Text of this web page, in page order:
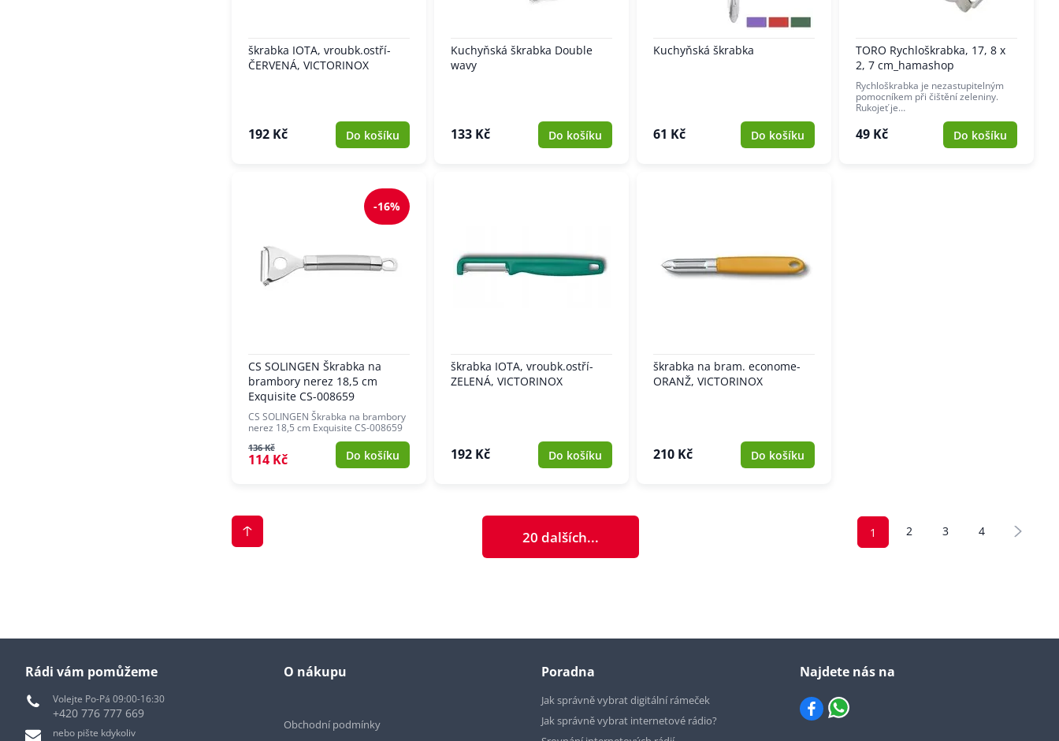
škrabka IOTA, vroubk.ostří-
ČERVENÁ, VICTORINOX
192 Kč Do košíku
Kuchyňská škrabka Double
wavy
133 Kč Do košíku
Kuchyňská škrabka
61 Kč Do košíku
TORO Rychloškrabka, 17, 8 x
2, 7 cm_hamashop
Rychloškrabka je nezastupitelným
pomocníkem při čištění zeleniny.
Rukojeť je…
49 Kč Do košíku
-16%
CS SOLINGEN Škrabka na
brambory nerez 18,5 cm
Exquisite CS-008659
CS SOLINGEN Škrabka na brambory
nerez 18,5 cm Exquisite CS-008659
136 Kč
114 Kč Do košíku
škrabka IOTA, vroubk.ostří-
ZELENÁ, VICTORINOX
192 Kč Do košíku
škrabka na bram. econome-
ORANŽ, VICTORINOX
210 Kč Do košíku
20 dalších... 1 2 3 4
Rádi vám pomůžeme
Volejte Po-Pá 09:00-16:30
+420 776 777 669
nebo pište kdykoliv
O nákupu
Obchodní podmínky
Poradna
Jak správně vybrat digitální rámeček
Jak správně vybrat internetové rádio?
Najdete nás na